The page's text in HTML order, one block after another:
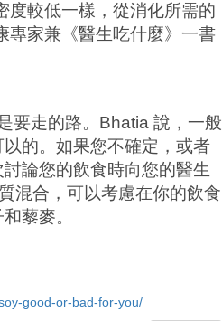
度較低一樣，從消化所需的
專家兼《醫生吃什麼》一書
要走的路。 Bhatia 說，一般
的。如果您不確定，或者
論您的飲食時向您的醫生
混合，可以考慮在你的飲食
藜麥。
good-or-bad-for-you/